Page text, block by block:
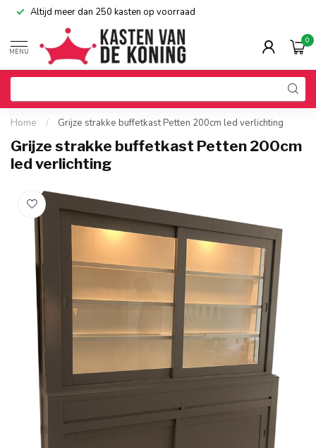
Altijd meer dan 250 kasten op voorraad
MENU
0
Home / Grijze strakke buffetkast Petten 200cm led verlichting
Grijze strakke buffetkast Petten 200cm
led verlichting